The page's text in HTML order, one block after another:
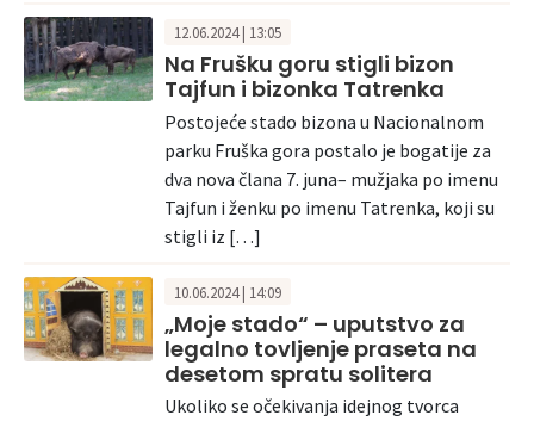
12.06.2024 | 13:05
Na Frušku goru stigli bizon
Tajfun i bizonka Tatrenka
Postojeće stado bizona u Nacionalnom
parku Fruška gora postalo je bogatije za
dva nova člana 7. juna– mužjaka po imenu
Tajfun i ženku po imenu Tatrenka, koji su
stigli iz […]
10.06.2024 | 14:09
„Moje stado“ – uputstvo za
legalno tovljenje praseta na
desetom spratu solitera
Ukoliko se očekivanja idejnog tvorca